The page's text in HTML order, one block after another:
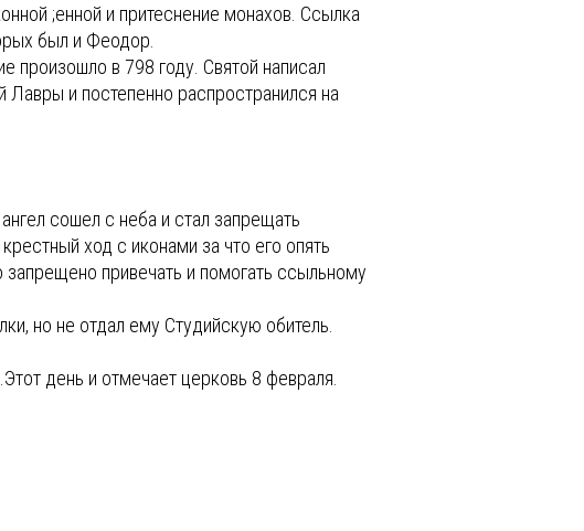
;енной и притеснение монахов. Ссылка
был и Феодор.
произошло в 798 году. Святой написал
и постепенно распространился на
сошел с неба и стал запрещать
ход с иконами за что его опять
привечать и помогать ссыльному
но не отдал ему Студийскую обитель.
день и отмечает церковь 8 февраля.